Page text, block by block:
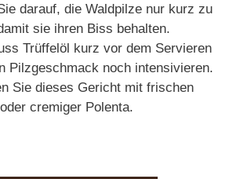
darauf, die Waldpilze nur kurz zu
sie ihren Biss behalten.
Trüffelöl kurz vor dem Servieren
Pilzgeschmack noch intensivieren.
Sie dieses Gericht mit frischen
cremiger Polenta.